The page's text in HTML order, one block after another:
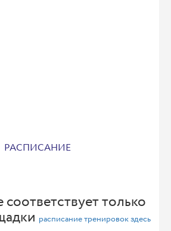
РАСПИСАНИЕ
соответствует только
расписание тренировок здесь